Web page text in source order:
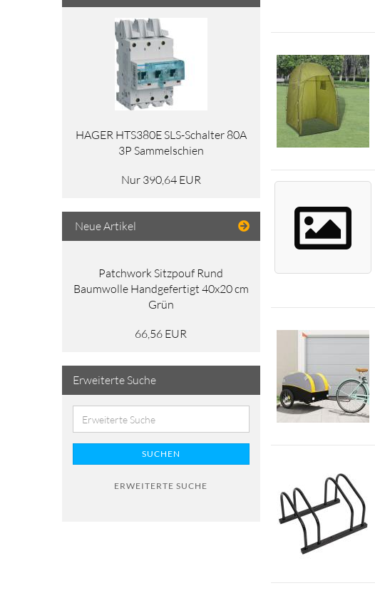
HAGER HTS380E SLS-Schalter 80A
3P Sammelschien
Nur 390,64 EUR
Neue Artikel
Patchwork Sitzpouf Rund
Baumwolle Handgefertigt 40x20 cm
Grün
66,56 EUR
Erweiterte Suche
SUCHEN
ERWEITERTE SUCHE